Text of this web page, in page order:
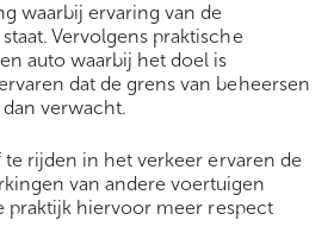
waarbij ervaring van de
Vervolgens praktische
auto waarbij het doel is
dat de grens van beheersen
verwacht.
rijden in het verkeer ervaren de
van andere voertuigen
praktijk hiervoor meer respect